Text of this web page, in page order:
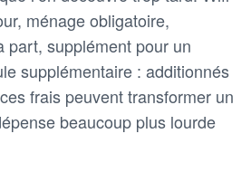
ménage obligatoire,
part, supplément pour un
supplémentaire : additionnés
frais peuvent transformer un
beaucoup plus lourde